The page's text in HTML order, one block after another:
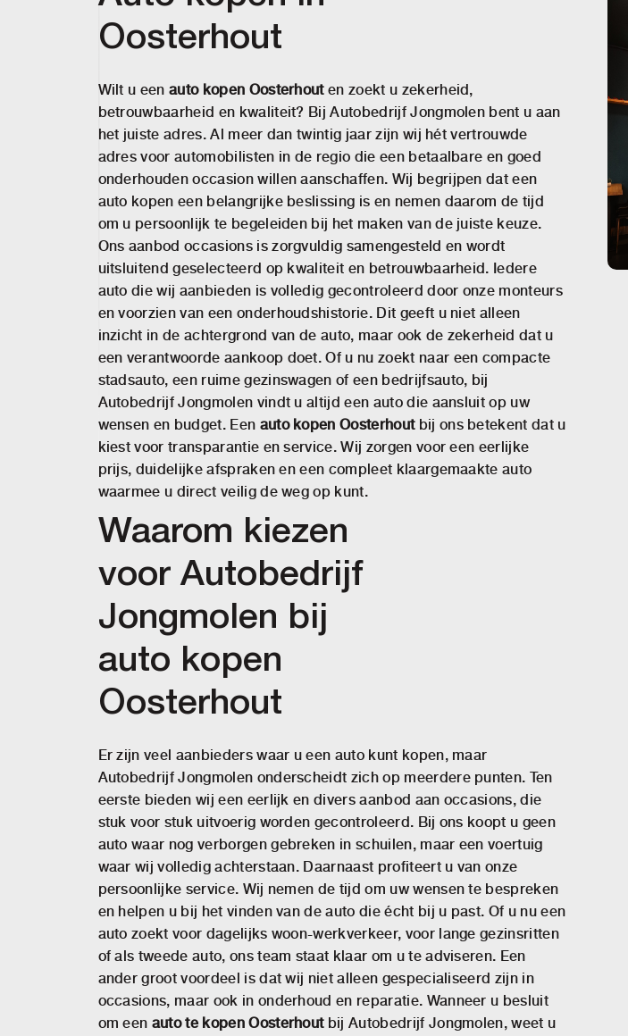
Oosterhout
Wilt u eenauto kopen Oosterhouten zoekt u zekerheid,
betrouwbaarheid en kwaliteit? Bij Autobedrijf Jongmolen bent u aan
het juiste adres. Al meer dan twintig jaar zijn wij hét vertrouwde
adres voor automobilisten in de regio die een betaalbare en goed
onderhouden occasion willen aanschaffen. Wij begrijpen dat een
auto kopen een belangrijke beslissing is en nemen daarom de tijd
om u persoonlijk te begeleiden bij het maken van de juiste keuze.
Ons aanbod occasions is zorgvuldig samengesteld en wordt
uitsluitend geselecteerd op kwaliteit en betrouwbaarheid. Iedere
auto die wij aanbieden is volledig gecontroleerd door onze monteurs
en voorzien van een onderhoudshistorie. Dit geeft u niet alleen
inzicht in de achtergrond van de auto, maar ook de zekerheid dat u
een verantwoorde aankoop doet. Of u nu zoekt naar een compacte
stadsauto, een ruime gezinswagen of een bedrijfsauto, bij
Autobedrijf Jongmolen vindt u altijd een auto die aansluit op uw
wensen en budget. Een auto kopen Oosterhoutbij ons betekent dat u
kiest voor transparantie en service. Wij zorgen voor een eerlijke
prijs, duidelijke afspraken en een compleet klaargemaakte auto
waarmee u direct veilig de weg op kunt.
Waarom kiezen
voor Autobedrijf
Jongmolen bij
auto kopen
Oosterhout
Er zijn veel aanbieders waar u een auto kunt kopen, maar
Autobedrijf Jongmolen onderscheidt zich op meerdere punten. Ten
eerste bieden wij een eerlijk en divers aanbod aan occasions, die
stuk voor stuk uitvoerig worden gecontroleerd. Bij ons koopt u geen
auto waar nog verborgen gebreken in schuilen, maar een voertuig
waar wij volledig achterstaan. Daarnaast profiteert u van onze
persoonlijke service. Wij nemen de tijd om uw wensen te bespreken
en helpen u bij het vinden van de auto die écht bij u past. Of u nu een
auto zoekt voor dagelijks woon-werkverkeer, voor lange gezinsritten
of als tweede auto, ons team staat klaar om u te adviseren. Een
ander groot voordeel is dat wij niet alleen gespecialiseerd zijn in
occasions, maar ook in onderhoud en reparatie. Wanneer u besluit
om een auto te kopen Oosterhoutbij Autobedrijf Jongmolen, weet u